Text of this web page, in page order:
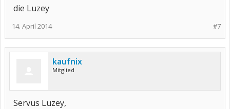
die Luzey
#7
14. April 2014
kaufnix
Mitglied
Servus Luzey,